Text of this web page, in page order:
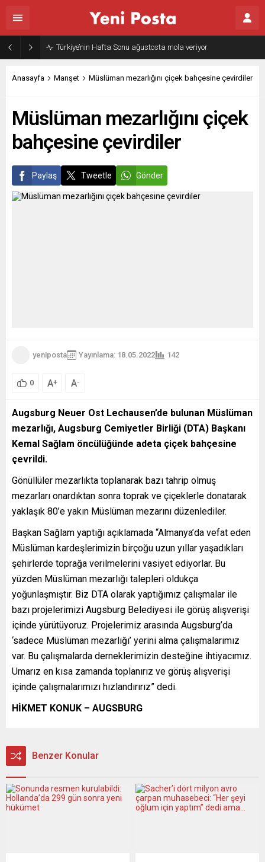
Türkiye’nin Hafta Sonu ağustosta mola veriyor
Anasayfa Manşet Müslüman mezarlığını çiçek bahçesine çevirdiler
Müslüman mezarlığını çiçek
bahçesine çevirdiler
Paylaş Tweetle Gönder
yeniposta Yayınlama: 18.05.2022 142
0 A+ A-
Augsburg Neuer Ost Lechausen’de bulunan Müslüman
mezarlığı, Augsburg Cemiyetler Birliği (DTA) Başkanı
Kemal Sağlam öncülüğünde adeta çiçek bahçesine
çevrildi.
Gönüllüler mezarlıkta toplanarak bazı tahrip olmuş
mezarları onardıktan sonra toprak ve çiçeklerle donatarak
yaklaşık 80’e yakın Müslüman mezarını düzenlediler.
Başkan Sağlam yaptığı açıklamada “Almanya’da vefat eden
Müslüman kardeşlerimizin birçoğu uzun yıllar yaşadıkları
şehirlerde toprağa verilmelerini vasiyet ediyorlar. Bu
yüzden Müslüman mezarlığı talepleri oldukça
yoğunlaşmıştır. Biz DTA olarak yaptığımız çalışmalar ile
bazı projelerimizi Augsburg Belediyesi ile görüş alışverişi
içinde yürütüyoruz. Projelerimiz arasında Augsburg’da
‘sadece Müslüman mezarlığı’ yerini alma çalışmalarımız
var. Bu çalışmalarda derneklerimizin desteğine ihtiyacımız.
Umarız en kısa zamanda toplanırız ve görüş alışverişi
içinde çalışmalarımızı hızlandırırız” dedi.
HİKMET KONUK – AUGSBURG
Benzer Konular